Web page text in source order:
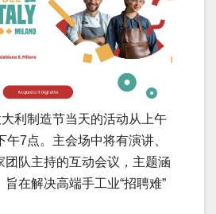
利制造节当天的活动从上午
午7点。主会场中将有演讲、
团队主持的互动会议，主题涵
在解决高端手工业“招聘难”